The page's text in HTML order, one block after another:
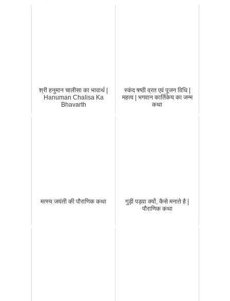
श्री हनुमान चालीसा का भावार्थ |
Hanuman Chalisa Ka
Bhavarth
स्कंद षष्ठी व्रत एवं पूजन विधि |
महत्व | भगवान कार्तिकेय का जन्म
कथा
मत्स्य जयंती की पौराणिक कथा
गुड़ी पड़वा क्यों, कैसे मनाते है |
पौराणिक कथा